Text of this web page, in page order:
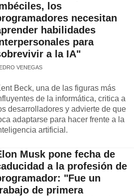
los
necesitan
habilidades
para
a la IA"
VENEGAS
Beck, una de las figuras más
de la informática, critica a
desarrolladores y advierte de que
adaptarse para hacer frente a la
artificial.
Musk pone fecha de
a la profesión de
"Fue un
de primera